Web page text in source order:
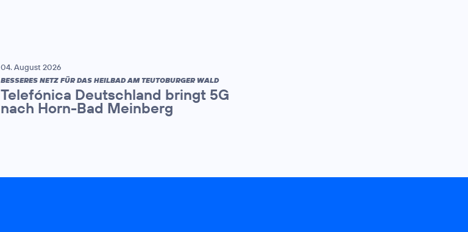
04. August 2026
BESSERES NETZ FÜR DAS HEILBAD AM TEUTOBURGER WALD
Telefónica Deutschland bringt 5G
nach Horn-Bad Meinberg